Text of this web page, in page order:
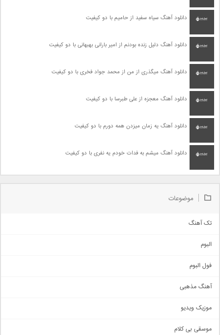
دانلود آهنگ سیاه سفید از حامیم با دو کیفیت
دانلود آهنگ دلیل زنده بودنم از امیر بارانی بهبهانی با دو کیفیت
دانلود آهنگ میگذری از من از محمد جواد فخری با دو کیفیت
دانلود آهنگ معجزه از علی طبرسا با دو کیفیت
دانلود آهنگ یه زمان میزدن همه دورم با دو کیفیت
دانلود آهنگ میشم به فدات خودم یه نفری با دو کیفیت
موضوعات
تک آهنگ
اجتماعی
حماسی
سنتی
اهنگ بندرعباسی
البوم
فول البوم
آهنگ مذهبی
موزیک ویدیو
موسقی بی کلام